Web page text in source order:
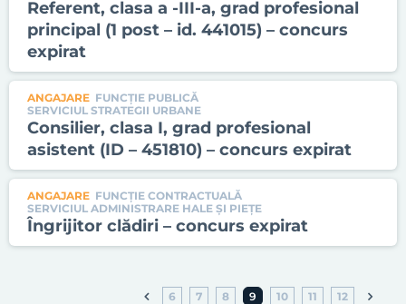
Referent, clasa a -III-a, grad profesional
principal (1 post – id. 441015) – concurs
expirat
ANGAJARE FUNCȚIE PUBLICĂ
SERVICIUL STRATEGII URBANE
Consilier, clasa I, grad profesional
asistent (ID – 451810) – concurs expirat
ANGAJARE FUNCȚIE CONTRACTUALĂ
SERVICIUL ADMINISTRARE HALE ŞI PIEŢE
Îngrijitor clădiri – concurs expirat
6 7 8 9 10 11 12